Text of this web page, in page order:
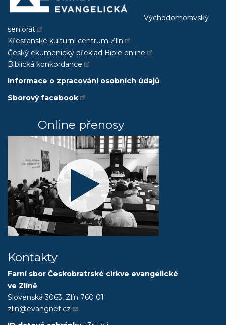
Východomoravský
seniorát
Křesťanské kulturní centrum Zlín
Český ekumenický překlad Bible online
Biblická konkordance
Informace o zpracování osobních údajů
Sborový facebook
Online přenosy
Kontakty
Farní sbor Českobratrské církve evangelické
ve Zlíně
Slovenská 3063, Zlín 760 01
zlin@evangnet.cz